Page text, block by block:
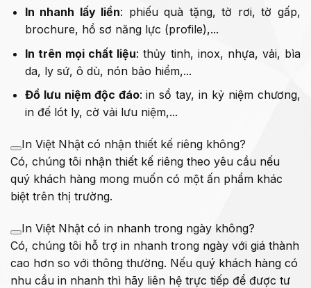
In nhanh lấy liền: phiếu quà tặng, tờ rơi, tờ gấp,
brochure, hồ sơ năng lực (profile),...
In trên mọi chất liệu: thủy tinh, inox, nhựa, vải, bìa
da, ly sứ, ô dù, nón bảo hiểm,...
Đồ lưu niệm độc đáo: in sổ tay, in kỷ niệm chương,
in đế lót ly, cờ vải lưu niệm,...
In Việt Nhật có nhận thiết kế riêng không?
Có, chúng tôi nhận thiết kế riêng theo yêu cầu nếu
quý khách hàng mong muốn có một ấn phẩm khác
biệt trên thị trường.
In Việt Nhật có in nhanh trong ngày không?
Có, chúng tôi hỗ trợ in nhanh trong ngày với giá thành
cao hơn so với thông thường. Nếu quý khách hàng có
nhu cầu in nhanh thì hãy liên hệ trực tiếp để được tư